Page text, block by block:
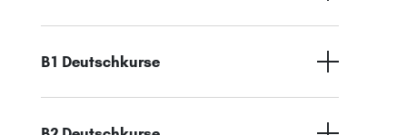
B1 Deutschkurse